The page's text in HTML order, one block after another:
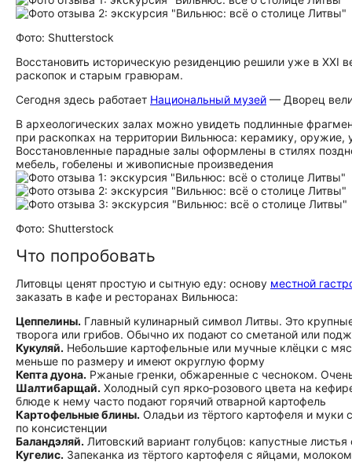
Фото: Shutterstock
Восстановить историческую резиденцию решили уже в
раскопок и старым гравюрам.
Сегодня здесь работает Национальный музей — Дворец
В археологических залах можно увидеть подлинные
при раскопках на территории Вильнюса: керамику, оружие,
Восстановленные парадные залы оформлены в стилях
мебель, гобелены и живописные произведения
Фото: Shutterstock
Что попробовать
Литовцы ценят простую и сытную еду: основу местной
заказать в кафе и ресторанах Вильнюса:
Цеппелины. Главный кулинарный символ Литвы. Это
творога или грибов. Обычно их подают со сметаной или
Кукуляй. Небольшие картофельные или мучные клёцки с
меньше по размеру и имеют округлую форму
Кепта дуона. Ржаные гренки, обжаренные с чесноком.
Шалтибарщай. Холодный суп ярко‑розового цвета на
блюде к нему часто подают горячий отварной картофель
Картофельные блины. Оладьи из тёртого картофеля и
по консистенции
Баландэляй. Литовский вариант голубцов: капустные
Кугелис. Запеканка из тёртого картофеля с яйцами,